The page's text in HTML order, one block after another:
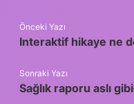
Önceki Yazı
Interaktif hikaye ne
Sonraki Yazı
Sağlık raporu aslı